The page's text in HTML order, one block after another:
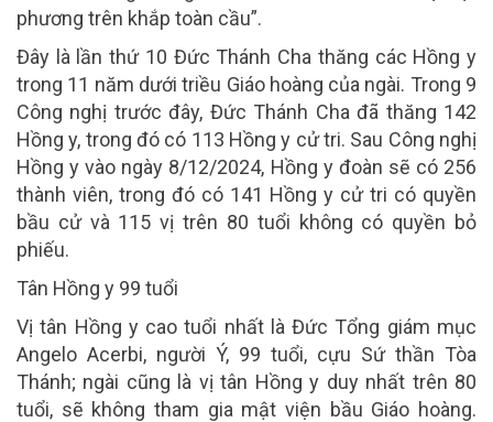
phương trên khắp toàn cầu”.
Đây là lần thứ 10 Đức Thánh Cha thăng các Hồng y
trong 11 năm dưới triều Giáo hoàng của ngài. Trong 9
Công nghị trước đây, Đức Thánh Cha đã thăng 142
Hồng y, trong đó có 113 Hồng y cử tri. Sau Công nghị
Hồng y vào ngày 8/12/2024, Hồng y đoàn sẽ có 256
thành viên, trong đó có 141 Hồng y cử tri có quyền
bầu cử và 115 vị trên 80 tuổi không có quyền bỏ
phiếu.
Tân Hồng y 99 tuổi
Vị tân Hồng y cao tuổi nhất là Đức Tổng giám mục
Angelo Acerbi, người Ý, 99 tuổi, cựu Sứ thần Tòa
Thánh; ngài cũng là vị tân Hồng y duy nhất trên 80
tuổi, sẽ không tham gia mật viện bầu Giáo hoàng.